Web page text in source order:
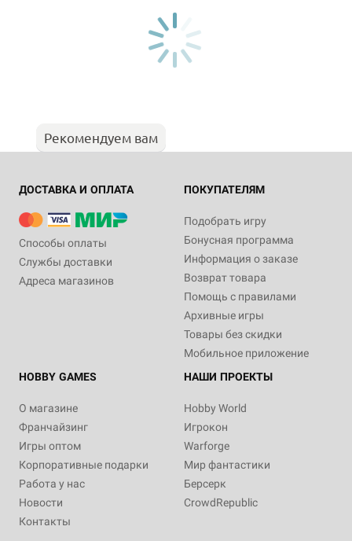
Рекомендуем вам
ДОСТАВКА И ОПЛАТА
Способы оплаты
Службы доставки
Адреса магазинов
ПОКУПАТЕЛЯМ
Подобрать игру
Бонусная программа
Информация о заказе
Возврат товара
Помощь с правилами
Архивные игры
Товары без скидки
Мобильное приложение
HOBBY GAMES
О магазине
Франчайзинг
Игры оптом
Корпоративные подарки
Работа у нас
Новости
Контакты
НАШИ ПРОЕКТЫ
Hobby World
Игрокон
Warforge
Мир фантастики
Берсерк
CrowdRepublic